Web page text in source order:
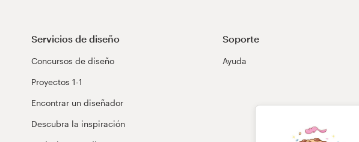
Servicios de diseño
Concursos de diseño
Proyectos 1-1
Encontrar un diseñador
Descubra la inspiración
Soporte
Ayuda
Soporte
Centro de ayuda